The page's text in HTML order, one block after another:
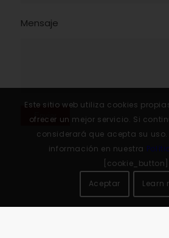
Mensaje
Este sitio web utiliza cookies
ofrecer un mejor servicio. Si
considerará que acepta su
información en nuestra
[cookie_button]
Aceptar
Learn